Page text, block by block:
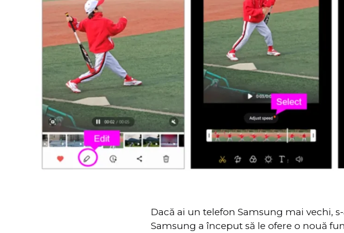
Dacă ai un telefon Samsung mai vechi,
Samsung a început să le ofere o nouă